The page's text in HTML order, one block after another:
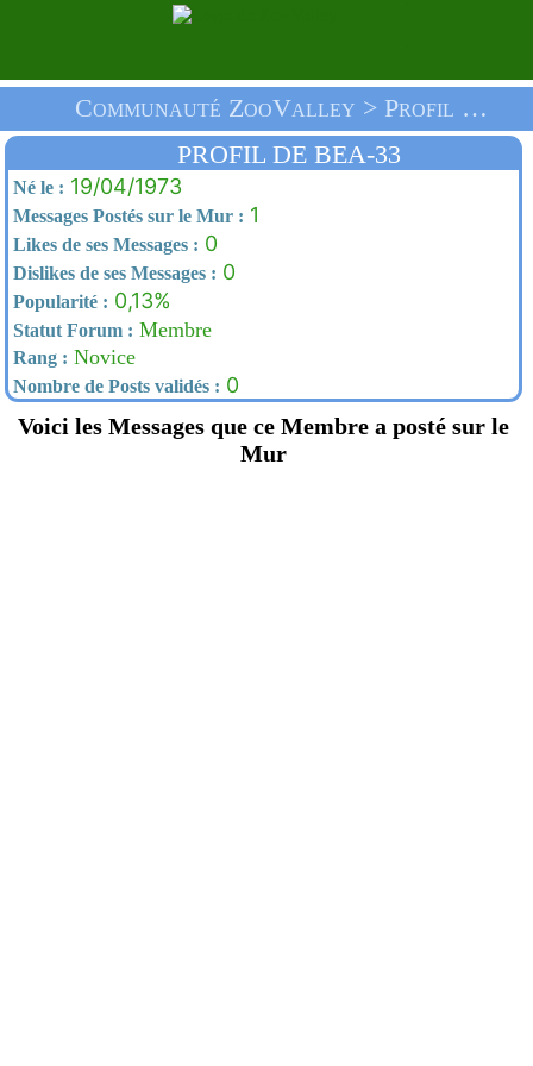
Communauté ZooValley > Profil De Bea-33 > Accueil
PROFIL DE BEA-33
Né le : 19/04/1973
Messages Postés sur le Mur : 1
Likes de ses Messages : 0
Dislikes de ses Messages : 0
Popularité : 0,13%
Statut Forum : Membre
Rang : Novice
Nombre de Posts validés : 0
Voici les Messages que ce Membre a posté sur le
Mur